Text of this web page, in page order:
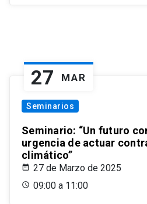
27 MAR
Seminarios
Seminario: “Un futuro
urgencia de actuar
climático”
27 de Marzo de 2025
09:00 a 11:00